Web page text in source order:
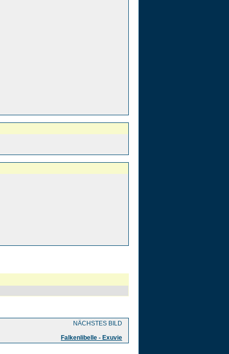
NÄCHSTES BILD
Falkenlibelle - Exuvie